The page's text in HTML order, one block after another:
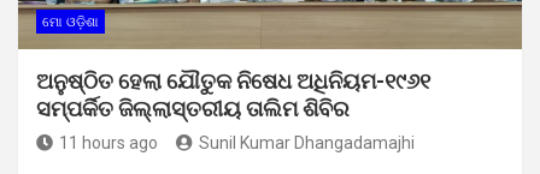
ମୋ ଓଡ଼ିଶା
ଅନୁଷ୍ଠିତ ହେଲା ଯୌତୁକ ନିଷେଧ ଅଧିନିୟମ-୧୯୬୧
ସମ୍ପର୍କିତ ଜିଲ୍ଲାସ୍ତରୀୟ ତାଲିମ ଶିବିର
11 hours ago Sunil Kumar Dhangadamajhi